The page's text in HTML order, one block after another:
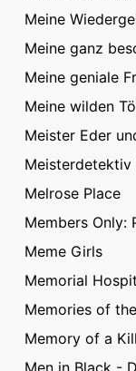
Meine
Meine ganz
Meine geniale
Meine wilden
Meister Eder
Meisterdetektiv
Melrose Place
Members Only:
Meme Girls
Memorial
Memories of
Memory of a
Men in Black -